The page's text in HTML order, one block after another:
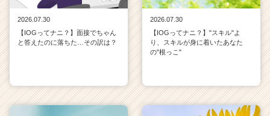
2026.07.30
【IOGってナニ？】面接でちゃん
と答えたのに落ちた…その訳は？
2026.07.30
【IOGってナニ？】"スキル"よ
り、スキルが身に着いたあなた
の"根っこ"